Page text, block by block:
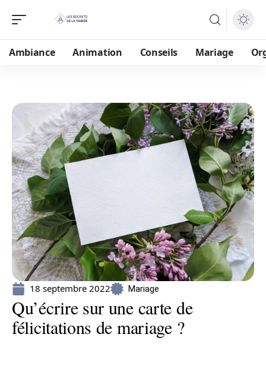
Ambiance Animation Conseils Mariage
18 septembre 2022 Mariage
Qu’écrire sur une carte de
félicitations de mariage ?